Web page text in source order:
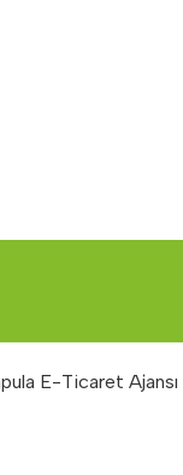
E-Ticaret Ajansı